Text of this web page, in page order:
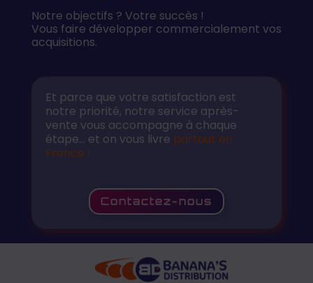
Notre objectifs ? Votre succès !
Vous faire développer commercialement vos
acquisitions.
Et parce que votre satisfaction est
notre priorité, notre service après-
vente vous accompagne à chaque
étape… et on vous livre partout en
France !
Contactez-nous